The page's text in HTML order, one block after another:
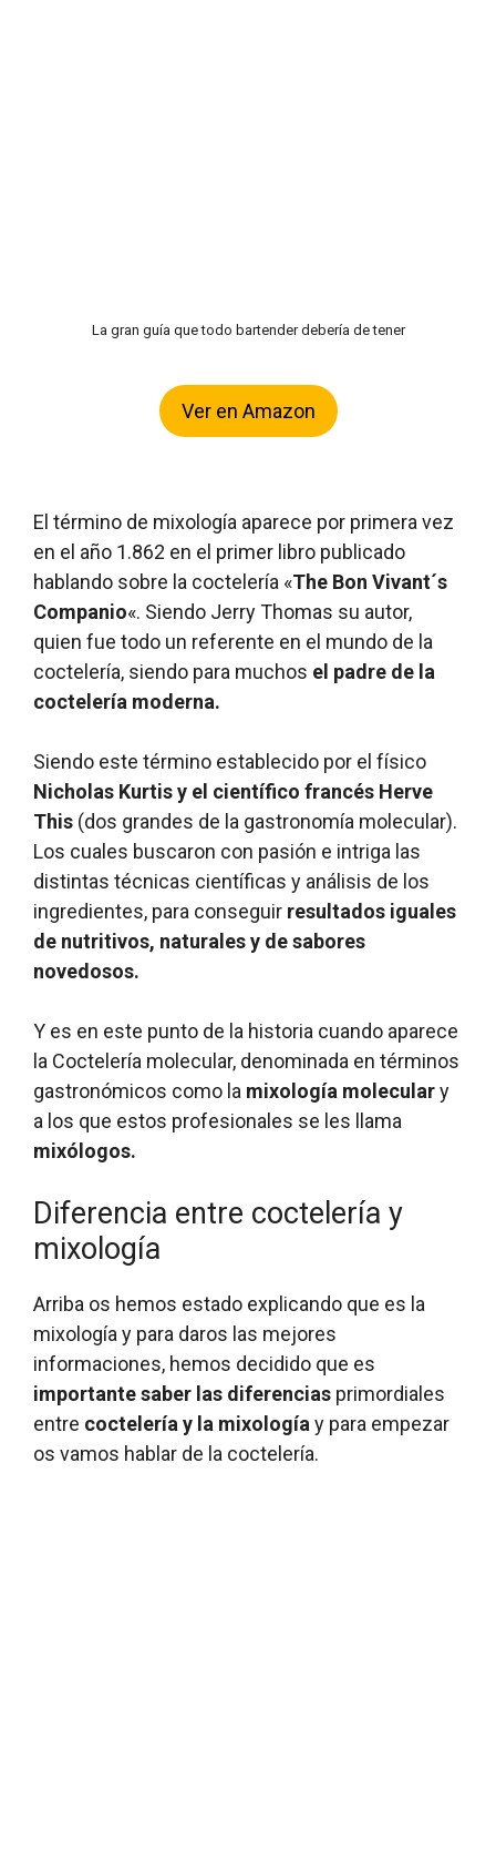
La gran guía que todo bartender debería de tener
Ver en Amazon
El término de mixología aparece por primera vez
en el año 1.862 en el primer libro publicado
hablando sobre la coctelería «The Bon Vivant´s
Companio«. Siendo Jerry Thomas su autor,
quien fue todo un referente en el mundo de la
coctelería, siendo para muchos el padre de la
coctelería moderna.
Siendo este término establecido por el físico
Nicholas Kurtis y el científico francés Herve
This (dos grandes de la gastronomía molecular).
Los cuales buscaron con pasión e intriga las
distintas técnicas científicas y análisis de los
ingredientes, para conseguir resultados iguales
de nutritivos, naturales y de sabores
novedosos.
Y es en este punto de la historia cuando aparece
la Coctelería molecular, denominada en términos
gastronómicos como la mixología moleculary
a los que estos profesionales se les llama
mixólogos.
Diferencia entre coctelería y
mixología
Arriba os hemos estado explicando que es la
mixología y para daros las mejores
informaciones, hemos decidido que es
importante saber las diferencias primordiales
entre coctelería y la mixología y para empezar
os vamos hablar de la coctelería.